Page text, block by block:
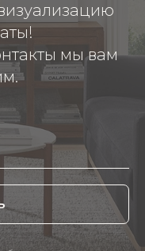
мы вам